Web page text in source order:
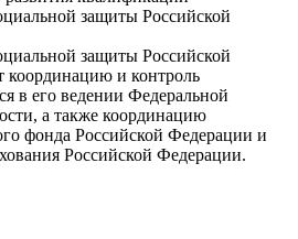
защиты Российской
защиты Российской
координацию и контроль
в его ведении Федеральной
а также координацию
фонда Российской Федерации и
Российской Федерации.